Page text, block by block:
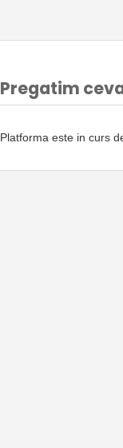
Pregatim
Platforma este in curs